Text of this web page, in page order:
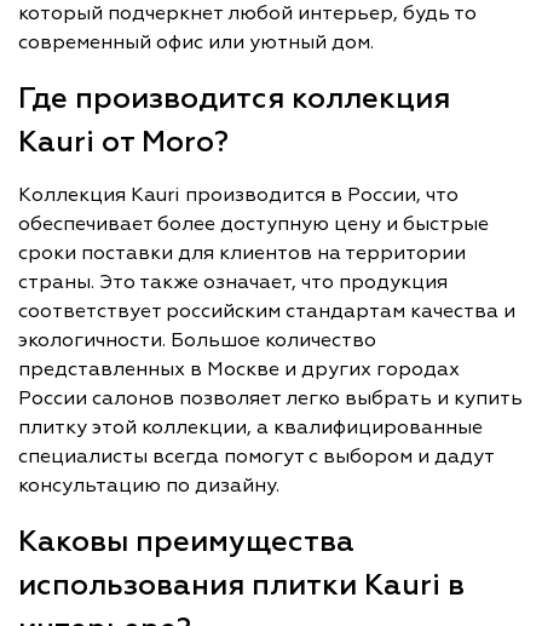
который подчеркнет любой интерьер, будь то
современный офис или уютный дом.
Где производится коллекция
Kauri от Moro?
Коллекция Kauri производится в России, что
обеспечивает более доступную цену и быстрые
сроки поставки для клиентов на территории
страны. Это также означает, что продукция
соответствует российским стандартам качества и
экологичности. Большое количество
представленных в Москве и других городах
России салонов позволяет легко выбрать и купить
плитку этой коллекции, а квалифицированные
специалисты всегда помогут с выбором и дадут
консультацию по дизайну.
Каковы преимущества
использования плитки Kauri в